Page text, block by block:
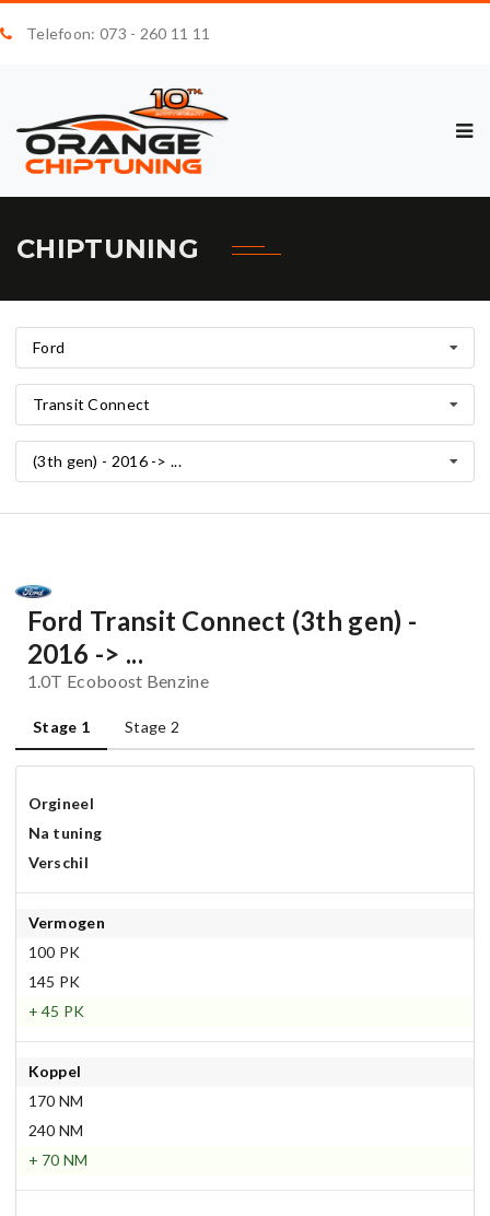
Telefoon: 073 - 260 11 11
CHIPTUNING
Ford
Transit Connect
(3th gen) - 2016 -> ...
Ford Transit Connect (3th gen) -
2016 -> ...
1.0T Ecoboost Benzine
Stage 1 Stage 2
Orgineel
Na tuning
Verschil
Vermogen
100 PK
145 PK
+ 45 PK
Koppel
170 NM
240 NM
+ 70 NM